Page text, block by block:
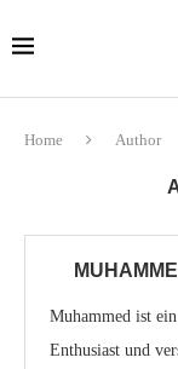
Home Author
Muhammed ist
Enthusiast und